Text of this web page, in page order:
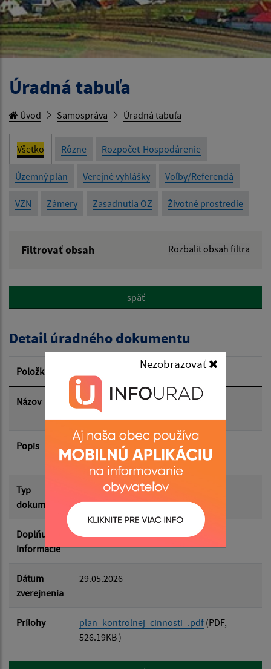
Nezobrazovať
Úradná tabuľa
Úvod Samospráva Úradná tabuľa
Všetko Rôzne Rozpočet-Hospodárenie
Územný plán Verejné vyhlášky Voľby/Referendá
VZN Zámery Zasadnutia OZ Životné prostredie
Filtrovať obsah Rozbaliť obsah filtra
Popis:
Dátum zverejnenia od:
Dátum zverejnenia do:
Filtrovať
späť
Detail úradného dokumentu
Položka
Názov
Plán kontrolnej činnosti hlavného
kontrolóra
Popis
Plán kontrolnej činnosti hlavného
kontrolóra na 2. polrok 2026
Typ
dokumentu
Rôzne
Doplňujúce
informácie
Dátum
zverejnenia
29.05.2026
Prílohy plan_kontrolnej_cinnosti_.pdf (PDF,
526.19KB )